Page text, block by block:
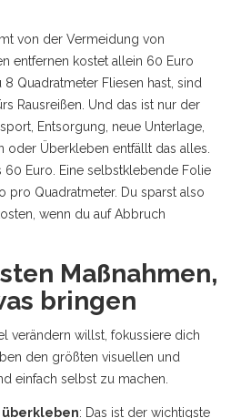
von der Vermeidung von
entfernen kostet allein 60 Euro
Quadratmeter Fliesen hast, sind
Rausreißen. Und das ist nur der
Entsorgung, neue Unterlage,
oder Überkleben entfällt das alles.
60 Euro. Eine selbstklebende Folie
pro Quadratmeter. Du sparst also
wenn du auf Abbruch
Maßnahmen,
bringen
verändern willst, fokussiere dich
den größten visuellen und
einfach selbst zu machen.
überkleben: Das ist der wichtigste